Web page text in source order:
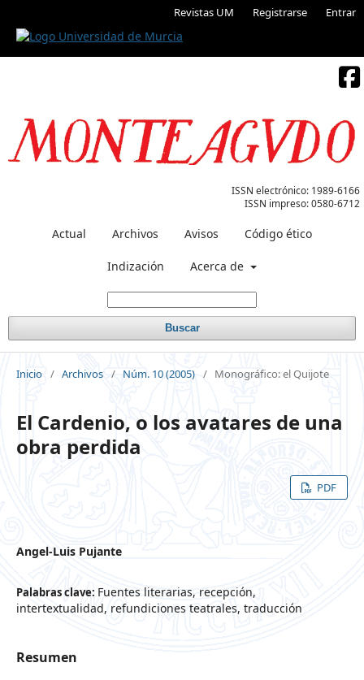
Revistas UM Registrarse Entrar
ISSN electrónico: 1989-6166
ISSN impreso:0580-6712
Actual Archivos Avisos Código ético
Indización Acerca de
Buscar
Inicio / Archivos / Núm. 10 (2005) / Monográfico: el Quijote
El Cardenio, o los avatares de una
obra perdida
PDF
Angel-Luis Pujante
Palabras clave: Fuentes literarias, recepción,
intertextualidad, refundiciones teatrales, traducción
Resumen